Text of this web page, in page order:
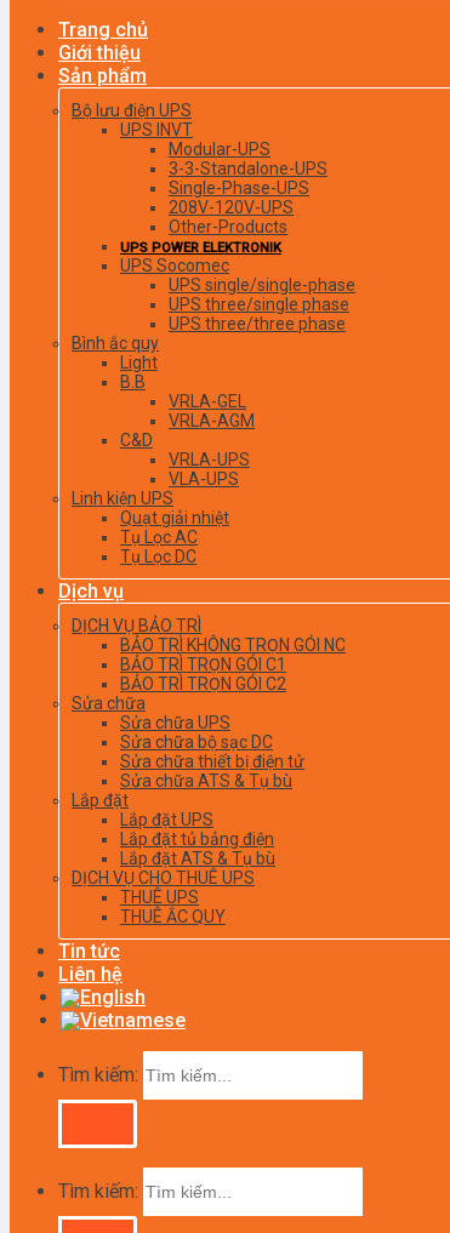
Trang chủ
Giới thiệu
Sản phẩm
Bộ lưu điện UPS
UPS INVT
Modular-UPS
3-3-Standalone-UPS
Single-Phase-UPS
208V-120V-UPS
Other-Products
UPS POWER ELEKTRONIK
UPS Socomec
UPS single/single-phase
UPS three/single phase
UPS three/three phase
Bình ắc quy
Light
B.B
VRLA-GEL
VRLA-AGM
C&D
VRLA-UPS
VLA-UPS
Linh kiện UPS
Quạt giải nhiệt
Tụ Lọc AC
Tụ Lọc DC
Dịch vụ
DỊCH VỤ BẢO TRÌ
BẢO TRÌ KHÔNG TRỌN GÓI NC
BẢO TRÌ TRỌN GÓI C1
BẢO TRÌ TRỌN GÓI C2
Sửa chữa
Sửa chữa UPS
Sửa chữa bộ sạc DC
Sửa chữa thiết bị điện tử
Sửa chữa ATS & Tụ bù
Lắp đặt
Lắp đặt UPS
Lắp đặt tủ bảng điện
Lắp đặt ATS & Tụ bù
DỊCH VỤ CHO THUÊ UPS
THUÊ UPS
THUÊ ẮC QUY
Tin tức
Liên hệ
Tìm kiếm:
Tìm kiếm: